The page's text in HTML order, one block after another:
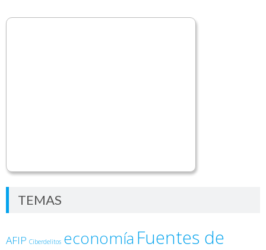
TEMAS
AFIP Ciberdelitos economía Fuentes de